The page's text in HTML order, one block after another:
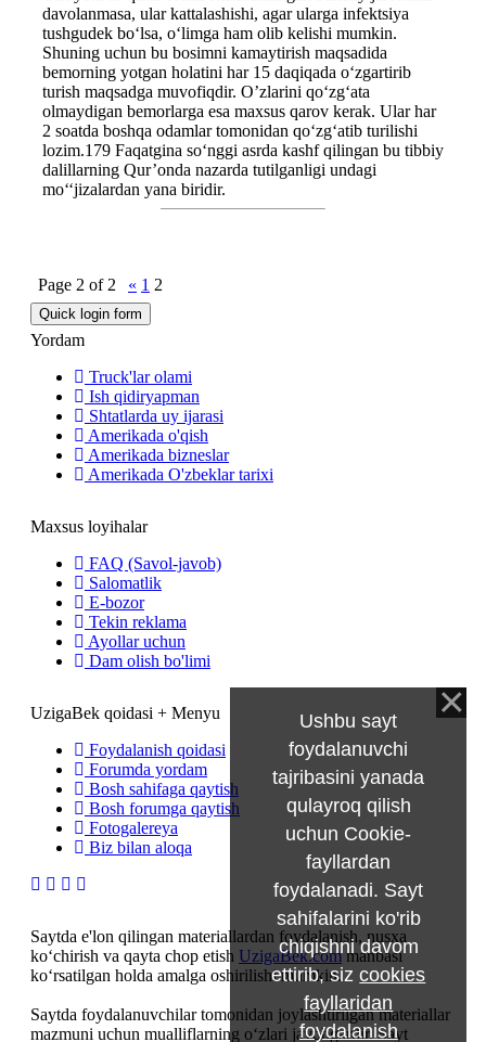
davolanmasa, ular kattalashishi, agar ularga infektsiya
tushgudek bo‘lsa, o‘limga ham olib kelishi mumkin.
Shuning uchun bu bosimni kamaytirish maqsadida
bemorning yotgan holatini har 15 daqiqada o‘zgartirib
turish maqsadga muvofiqdir. O’zlarini qo‘zg‘ata
olmaydigan bemorlarga esa maxsus qarov kerak. Ular har
2 soatda boshqa odamlar tomonidan qo‘zg‘atib turilishi
lozim.179 Faqatgina so‘nggi asrda kashf qilingan bu tibbiy
dalillarning Qur’onda nazarda tutilganligi undagi
mo‘‘jizalardan yana biridir.
Page 2 of 2 « 1 2
Yordam
Truck'lar olami
Ish qidiryapman
Shtatlarda uy ijarasi
Amerikada o'qish
Amerikada bizneslar
Amerikada O'zbeklar tarixi
Maxsus loyihalar
FAQ (Savol-javob)
Salomatlik
E-bozor
Tekin reklama
Ayollar uchun
Dam olish bo'limi
UzigaBek qoidasi + Menyu
Foydalanish qoidasi
Forumda yordam
Bosh sahifaga qaytish
Bosh forumga qaytish
Fotogalereya
Biz bilan aloqa
Saytda e'lon qilingan materiallardan foydalanish, nusxa
ko‘chirish va qayta chop etish UzigaBek.commanbasi
ko‘rsatilgan holda amalga oshirilishi mumkin.
Saytda foydalanuvchilar tomonidan joylashtirilgan materiallar
mazmuni uchun mualliflarning o‘zlari javobgardir. Sayt
Ushbu sayt
foydalanuvchi
tajribasini yanada
qulayroq qilish
uchun Cookie-
fayllardan
foydalanadi. Sayt
sahifalarini ko'rib
chiqishni davom
ettirib, sizcookies
fayllaridan
foydalanish